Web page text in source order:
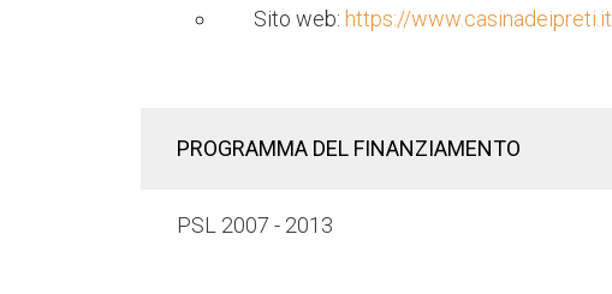
Sito web: https://www.casinadeipreti.it
PROGRAMMA DEL FINANZIAMENTO
PSL 2007 - 2013